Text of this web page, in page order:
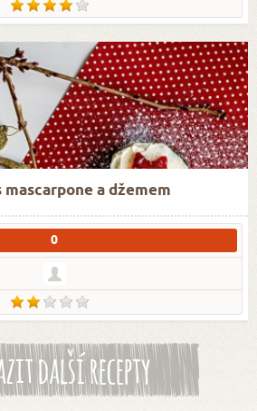
a džemem
0
další recepty